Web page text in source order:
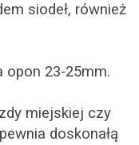
siodeł, również
opon 23-25mm.
miejskiej czy
doskonałą